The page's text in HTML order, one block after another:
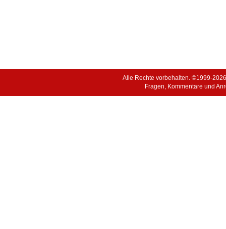
Alle Rechte vorbehalten. ©1999-
Fragen, Kommentare und